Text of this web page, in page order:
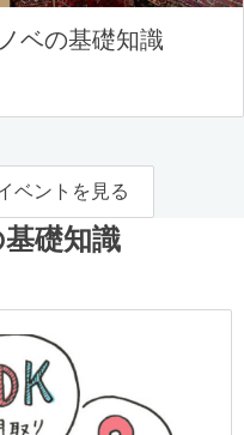
ベの基礎知識
ベントを見る
礎知識